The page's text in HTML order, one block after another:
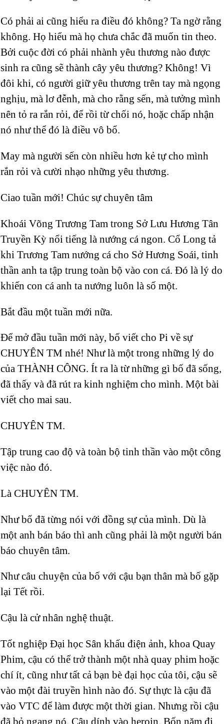
Có phải ai cũng hiểu ra điều đó không? Ta ngờ rằng
không. Họ hiểu mà họ chưa chắc đã muốn tin theo.
Bởi cuộc đời có phải nhành yêu thương nào được
sinh ra cũng sẽ thành cây yêu thương? Không! Vì
đôi khi, có người giữ yêu thương trên tay mà ngọng
nghịu, mà lơ đễnh, mà cho rằng sến, mà tưởng mình
nên tỏ ra rắn rỏi, để rồi từ chối nó, hoặc chấp nhận
nó như thể đó là điều vô bổ.
May mà người sến còn nhiều hơn kẻ tự cho mình
rắn rỏi và cười nhạo những yêu thương.
Ciao tuần mới! Chúc sự chuyên tâm
Khoái Võng Trương Tam trong Sở Lưu Hương Tân
Truyền Kỳ nổi tiếng là nướng cá ngon. Cổ Long tả
khi Trương Tam nướng cá cho Sở Hương Soái, tinh
thần anh ta tập trung toàn bộ vào con cá. Đó là lý do
khiến con cá anh ta nướng luôn là số một.
Bắt đầu một tuần mới nữa.
Để mở đầu tuần mới này, bố viết cho Pi về sự
CHUYÊN TM nhé! Như là một trong những lý do
của THÀNH CÔNG. Ít ra là từ những gì bố đã sống,
đã thấy và đã rút ra kinh nghiệm cho mình. Một bài
viết cho mai sau.
CHUYÊN TM.
Tập trung cao độ và toàn bộ tinh thần vào một công
việc nào đó.
Là CHUYÊN TM.
Như bố đã từng nói với đồng sự của mình. Dù là
một anh bán báo thì anh cũng phải là một người bán
báo chuyên tâm.
Như câu chuyện của bố với cậu bạn thân mà bố gặp
lại Tết rồi.
Cậu là cử nhân nghệ thuật.
Tốt nghiệp Đại học Sân khấu điện ảnh, khoa Quay
Phim, cậu có thể trở thành một nhà quay phim hoặc
chí ít, cũng như tất cả bạn bè đại học của tôi, cậu sẽ
vào một đài truyền hình nào đó. Sự thực là cậu đã
vào VTC để làm được một thời gian. Nhưng rồi cậu
đã bỏ ngang nó. Cậu dính vào heroin. Bốn năm đi